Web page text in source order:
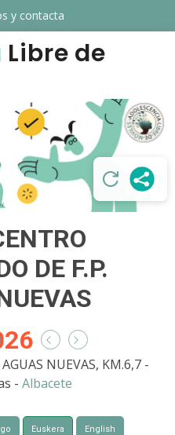
y contacta
Libre de
DE F.P.
NUEVAS, KM.6,7 -
- Albacete
Euskera English